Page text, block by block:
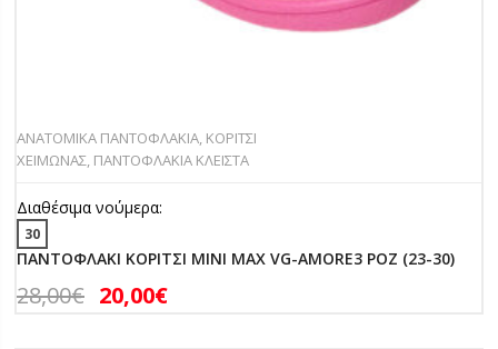
ΑΝΑΤΟΜΙΚΑ ΠΑΝΤΟΦΛΑΚΙΑ, ΚΟΡΙΤΣΙ
ΧΕΙΜΩΝΑΣ, ΠΑΝΤΟΦΛΑΚΙΑ ΚΛΕΙΣΤΑ
Διαθέσιμα νούμερα:
30
ΠΑΝΤΟΦΛΑΚΙ ΚΟΡΙΤΣΙ MINI MAX VG-AMORE3 ΡΟΖ (23-30)
28,00€ 20,00€